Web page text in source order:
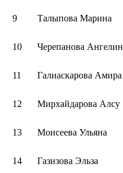
9 Талыпова Марина
10 Черепанова
11 Галиаскарова Амира
12 Мирхайдарова Алсу
13 Моисеева Ульяна
14 Газизова Эльза